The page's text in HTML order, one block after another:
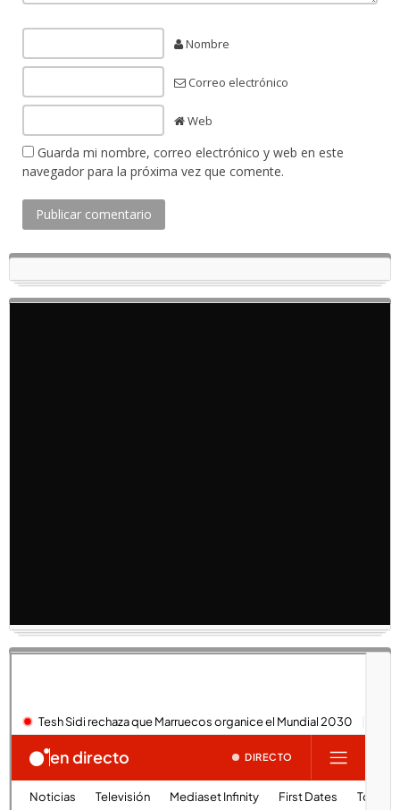
Nombre
Correo electrónico
Web
Guarda mi nombre, correo electrónico y web en este
navegador para la próxima vez que comente.